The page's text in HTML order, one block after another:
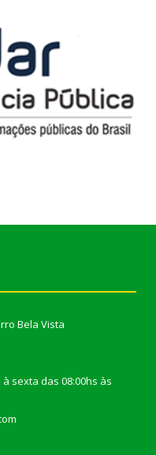
Bela Vista
sexta das 08:00hs às